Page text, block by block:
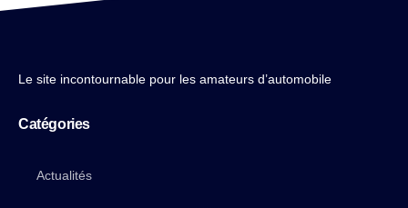
Le site incontournable pour les amateurs d’automobile
Catégories
Actualités